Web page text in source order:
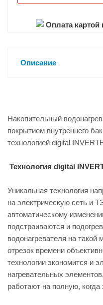
Оплата картой
Описание
Накопительный
покрытием внутреннего
технологией digital
Технология digital
Уникальная технология
на электрическую сеть и
автоматическому
подстраиваются и
водонагревателя на
отрезок времени
технологии экономится и
нагревательных
работают на полную, когда